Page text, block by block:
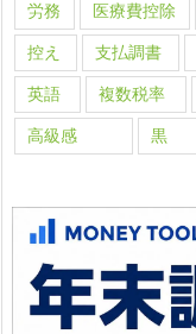
労務 医療費控除
控え 支払調書
英語 複数税率
高級感 黒